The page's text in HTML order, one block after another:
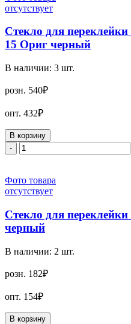
отсутствует
Стекло для
15 Ориг черный
В наличии: 3 шт.
розн. 540₽
опт. 432₽
В корзину
-
Фото товара
отсутствует
Стекло для
черный
В наличии: 2 шт.
розн. 182₽
опт. 154₽
В корзину